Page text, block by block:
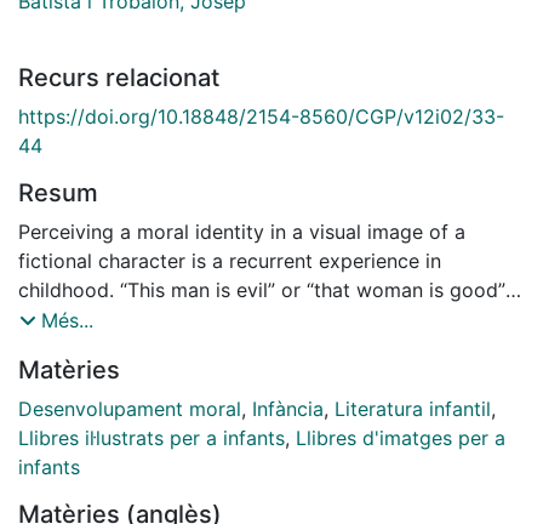
Recurs relacionat
https://doi.org/10.18848/2154-8560/CGP/v12i02/33-
44
Resum
Perceiving a moral identity in a visual image of a
fictional character is a recurrent experience in
childhood. “This man is evil” or “that woman is good”
are common responses of children to certain physical
or with a specific facial expression. In this study, we
aimed to determine whether children perceived a
moral identity in a series of illustrations of characters
in children’s literature. To do so, we created a sample
Més...
Matèries
Desenvolupament moral, Infància, Literatura infantil,
Llibres il·lustrats per a infants, Llibres d'imatges per a
infants
Matèries (anglès)